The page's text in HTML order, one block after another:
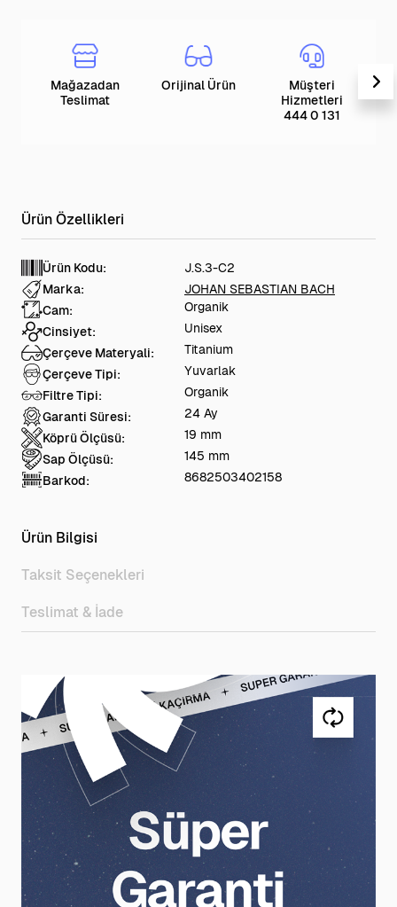
Mağazadan
Teslimat
Orijinal Ürün
Müşteri
Hizmetleri
444 0 131
Ürün Kodu:
J.S.3-C2
Marka:
JOHAN SEBASTIAN BACH
Cam:
Organik
Cinsiyet:
Unisex
Çerçeve Materyali:
Titanium
Çerçeve Tipi:
Yuvarlak
Filtre Tipi:
Organik
Garanti Süresi:
24 Ay
Köprü Ölçüsü:
19 mm
Sap Ölçüsü:
145 mm
Barkod:
8682503402158
Ürün Bilgisi
Taksit Seçenekleri
Teslimat & İade